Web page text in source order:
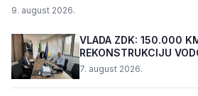
9. august 2026.
VLADA ZDK: 150.000
REKONSTRUKCIJU
7. august 2026.